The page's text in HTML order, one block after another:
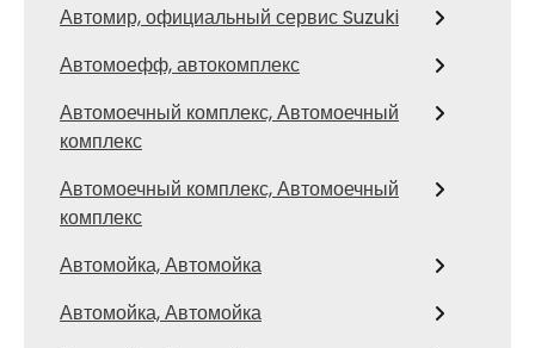
Автомир, официальный сервис Suzuki
Автомоефф, автокомплекс
Автомоечный комплекс, Автомоечный
комплекс
Автомоечный комплекс, Автомоечный
комплекс
Автомойка, Автомойка
Автомойка, Автомойка